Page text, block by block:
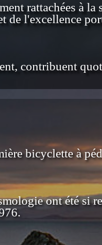
rattachées à la
l'excellence
contribuent
bicyclette à
ont été si